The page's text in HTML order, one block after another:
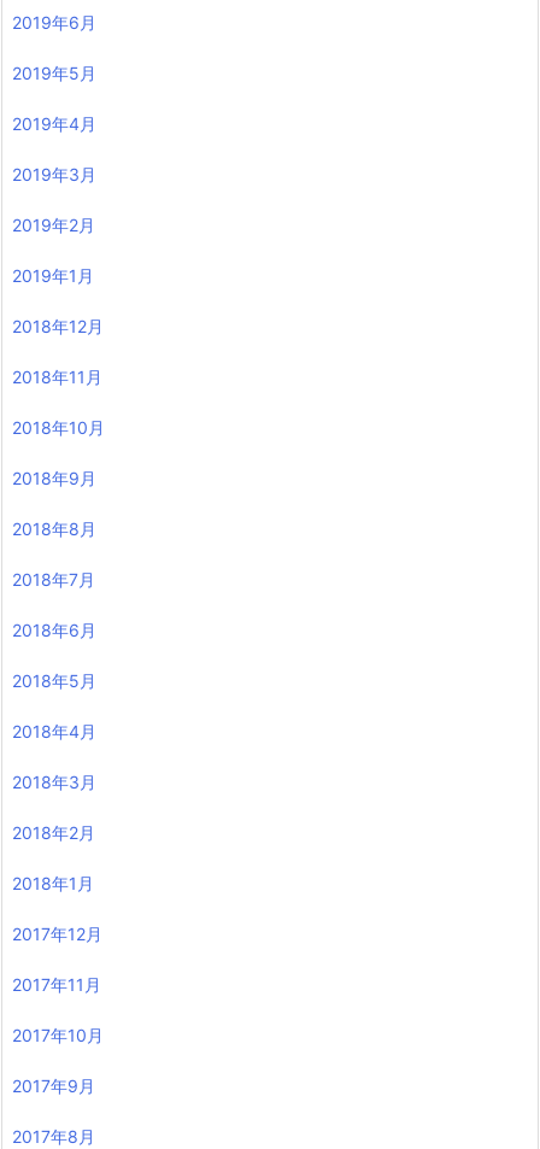
2019年6月
2019年5月
2019年4月
2019年3月
2019年2月
2019年1月
2018年12月
2018年11月
2018年10月
2018年9月
2018年8月
2018年7月
2018年6月
2018年5月
2018年4月
2018年3月
2018年2月
2018年1月
2017年12月
2017年11月
2017年10月
2017年9月
2017年8月